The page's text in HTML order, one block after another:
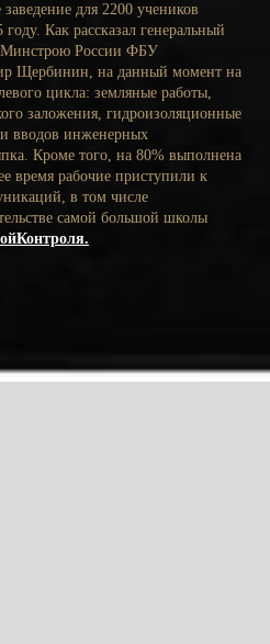
для 2200 учеников
Как рассказал генеральный
Минстрою России ФБУ
Щербинин, на данный момент на
цикла: земляные работы,
заложения, гидроизоляционные
и вводов инженерных
Кроме того, на 80% выполнена
время рабочие приступили к
в том числе
самой большой школы